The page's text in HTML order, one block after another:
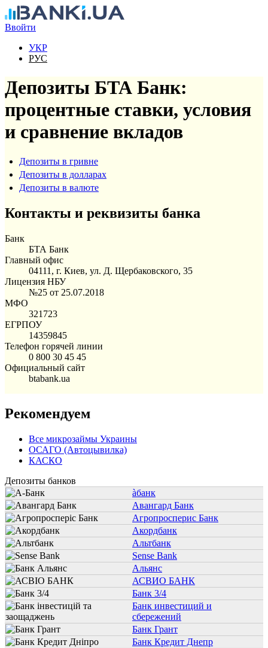
Перейти к основному содержанию
Ввойти
УКР
РУС
Депозиты БТА Банк:
процентные ставки, условия
и сравнение вкладов
Депозиты в гривне
Депозиты в долларах
Депозиты в валюте
Контакты и реквизиты банка
Банк
БТА Банк
Главный офис
04111, г. Киев, ул. Д. Щербаковского, 35
Лицензия НБУ
№25 от 25.07.2018
МФО
321723
ЕГРПОУ
14359845
Телефон горячей линии
0 800 30 45 45
Официальный сайт
btabank.ua
Рекомендуем
Все микрозаймы Украины
ОСАГО (Автоцывилка)
КАСКО
Депозиты банков
àбанк
Авангард Банк
Агропросперис Банк
Акордбанк
Альтбанк
Sense Bank
Альянс
АСВИО БАНК
Банк 3/4
Банк инвестиций и
сбережений
Банк Грант
Банк Кредит Днепр